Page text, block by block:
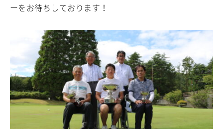
ーをお待ちしております！